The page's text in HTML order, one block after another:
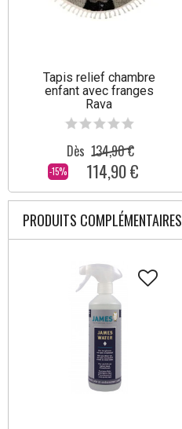
Tapis relief chambre
enfant avec franges
Rava
-15%
Dès 134,90 €
114,90 €
PRODUITS COMPLÉMENTAIRES